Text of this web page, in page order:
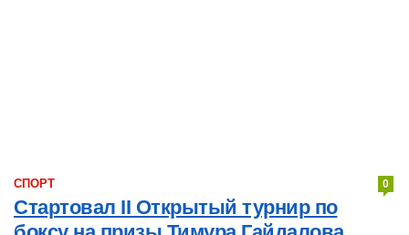
СПОРТ 0
Стартовал II Открытый турнир по